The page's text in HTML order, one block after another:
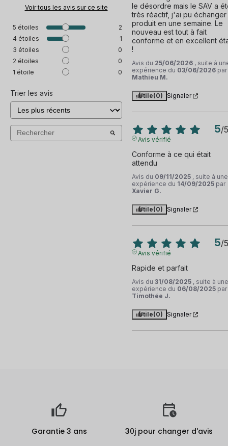
Voir tous les avis sur ce site
5 étoiles
2
4 étoiles
1
3 étoiles
0
2 étoiles
0
1 étoile 0
Trier les avis
le désordre mais le SAV a
très réactif, j'ai pu échanger
produit en une semaine. Le
nouveau est tout à fait
conforme et en excellent
!
Avis du 25/06/2026 , suite à
expérience du 03/06/2026 par
Mathieu M.
Utile(0) Signaler
5/5
Avis vérifié
Conforme à ce qui était
attendu
Avis du 09/11/2025 , suite à une
expérience du 14/09/2025 par
Xavier G.
Utile(0) Signaler
5/5
Avis vérifié
Rapide et parfait
Avis du 31/08/2025 , suite à une
expérience du 06/08/2025 par
Timothée J.
Utile(0) Signaler
Garantie 3 ans 30j pour changer d'avis